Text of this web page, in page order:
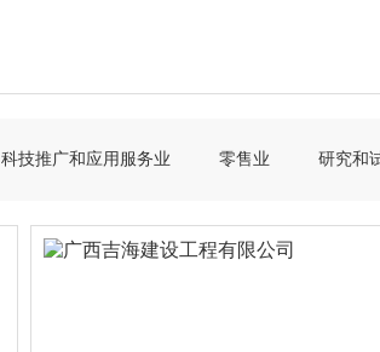
科技推广和应用服务业 零售业 研究和